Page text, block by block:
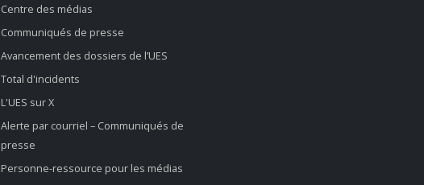
Centre des médias
Communiqués de presse
Avancement des dossiers de l’UES
Total d'incidents
L'UES sur X
Alerte par courriel – Communiqués de
presse
Personne-ressource pour les médias